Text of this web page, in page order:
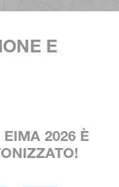
E
2026 È